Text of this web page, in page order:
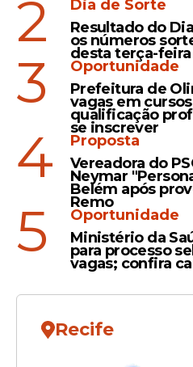
Leia Também
Dois
menor é
Sucesso
Polícia
carros,
2
Dia de Sorte
Resultado do
os números
desta terça-feira
3
Oportunidade
Prefeitura de
vagas em
qualificação
se inscrever
4
Proposta
Vereadora do
Neymar
Belém após
Remo
5
Oportunidade
Ministério da
para processo
vagas; confira
Recife